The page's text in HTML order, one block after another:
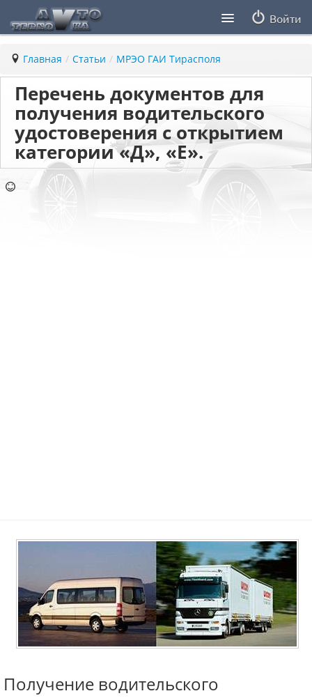
Войти
Статьи
ПДД ПМР
Заметки
Главная / Статьи / МРЭО ГАИ Тирасполя
Перечень документов для
получения водительского
удостоверения с открытием
категории «Д», «Е».
Получение водительского